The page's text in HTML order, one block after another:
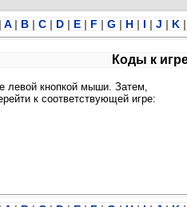
| A | B | C | D | E | F | G | H | I | J | K |
Коды к
левой кнопкой мыши. Затем,
к соответствующей игре: